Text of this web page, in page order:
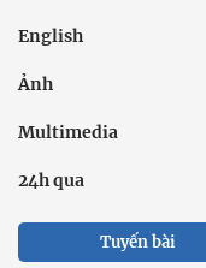
English
Ảnh
Multimedia
24h qua
Tuyến bài